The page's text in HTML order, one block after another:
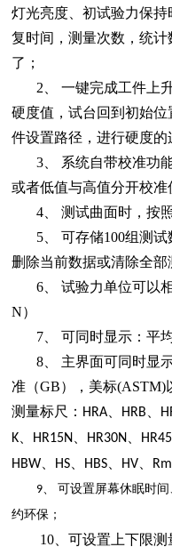
灯光亮度、初试验力保
复时间，测量次数，统
了；
2、 一键完成工件上
硬度值，试台回到初始
件设置路径，进行硬度的
3、 系统自带校准功
或者低值与高值分开校准
4、 测试曲面时，按
5、 可存储100组测
删除当前数据或清除全部
6、 试验力单位可以
N）
7、 可同时显示：平
8、 主界面可同时显
准（GB），美标(ASTM)
测量标尺： HRA HRB
K
HR15N HR30N
HBW HS HBS HV Rm
9、 可设置屏幕休眠时
约环保；
10、可设置上下限